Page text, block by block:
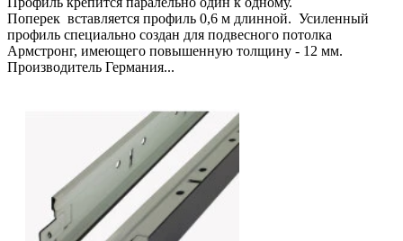
Поперек вставляется профиль 0,6 м длинной. Усиленный
профиль специально создан для подвесного потолка
Армстронг, имеющего повышенную толщину - 12 мм.
Производитель Германия...